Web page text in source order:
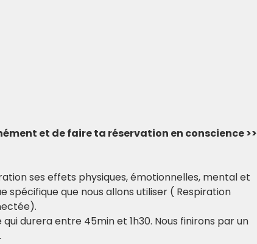
et de faire ta réservation en conscience >>
ses effets physiques, émotionnelles, mental et
spécifique que nous allons utiliser ( Respiration
durera entre 45min et 1h30. Nous finirons par un